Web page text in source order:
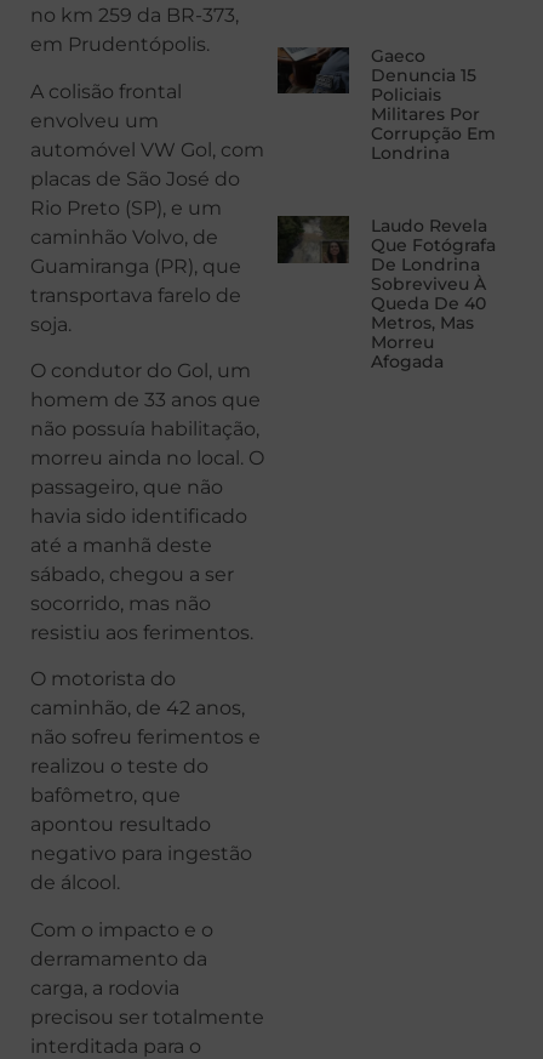
no km 259 da BR-373,
em Prudentópolis.
A colisão frontal
envolveu um
automóvel VW Gol, com
placas de São José do
Rio Preto (SP), e um
caminhão Volvo, de
Guamiranga (PR), que
transportava farelo de
soja.
O condutor do Gol, um
homem de 33 anos que
não possuía habilitação,
morreu ainda no local. O
passageiro, que não
havia sido identificado
até a manhã deste
sábado, chegou a ser
socorrido, mas não
resistiu aos ferimentos.
O motorista do
caminhão, de 42 anos,
não sofreu ferimentos e
realizou o teste do
bafômetro, que
apontou resultado
negativo para ingestão
de álcool.
Com o impacto e o
derramamento da
carga, a rodovia
precisou ser totalmente
interditada para o
Gaeco
Denuncia 15
Policiais
Militares Por
Corrupção Em
Londrina
Laudo Revela
Que Fotógrafa
De Londrina
Sobreviveu À
Queda De 40
Metros, Mas
Morreu
Afogada